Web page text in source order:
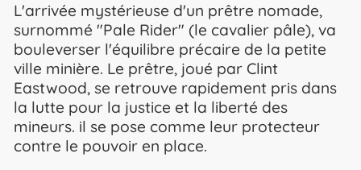
L'arrivée mystérieuse d'un prêtre nomade,
surnommé "Pale Rider" (le cavalier pâle), va
bouleverser l'équilibre précaire de la petite
ville minière. Le prêtre, joué par Clint
Eastwood, se retrouve rapidement pris dans
la lutte pour la justice et la liberté des
mineurs. il se pose comme leur protecteur
contre le pouvoir en place.